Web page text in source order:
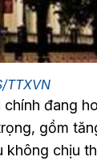
TTXVN
đang
gồm
không chịu